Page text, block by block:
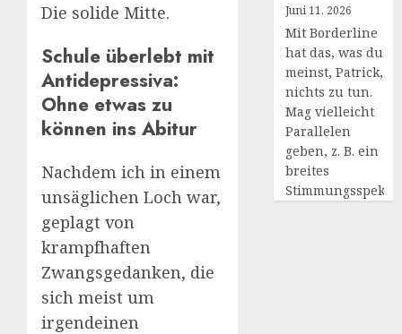
Die solide Mitte.
Schule überlebt mit
Antidepressiva:
Ohne etwas zu
können ins Abitur
Nachdem ich in einem
unsäglichen Loch war,
geplagt von
krampfhaften
Zwangsgedanken, die
sich meist um
irgendeinen
Juni 11, 2026
Mit Borderline
hat das, was du
meinst, Patrick,
nichts zu tun.
Mag vielleicht
Parallelen
geben, z. B. ein
breites